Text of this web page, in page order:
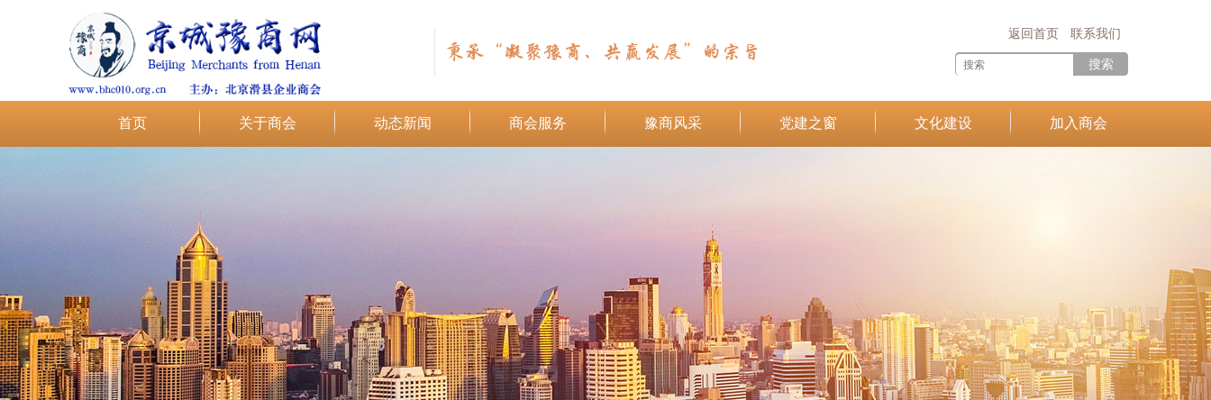
秉承“凝聚豫商、共赢发展”的宗旨
返回首页 联系我们
搜索
首页 关于商会 动态新闻 商会服务 豫商风采 党建之窗 文化建设 加入商会